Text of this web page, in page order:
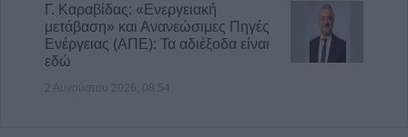
Γ. Καραβίδας: «Ενεργειακή
μετάβαση» και Ανανεώσιμες Πηγές
Ενέργειας (ΑΠΕ): Τα αδιέξοδα είναι
εδώ
2 Αυγούστου 2026, 08:54